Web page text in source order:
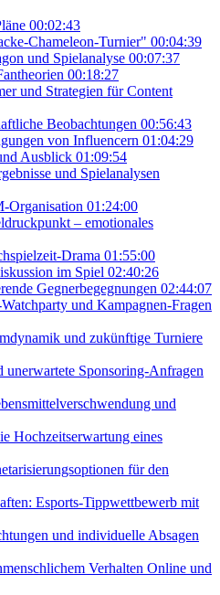
00:02:43
Chameleon-Turnier" 00:04:39
und Spielanalyse 00:07:37
00:18:27
und Strategien für Content
Beobachtungen 00:56:43
von Influencern 01:04:29
Ausblick 01:09:54
und Spielanalysen
Organisation 01:24:00
– emotionales
Drama 01:55:00
im Spiel 02:40:26
Gegnerbegegnungen 02:44:07
und Kampagnen-Fragen
und zukünftige Turniere
unerwartete Sponsoring-Anfragen
und
Hochzeitserwartung eines
für den
Esports-Tippwettbewerb mit
und individuelle Absagen
Verhalten Online und